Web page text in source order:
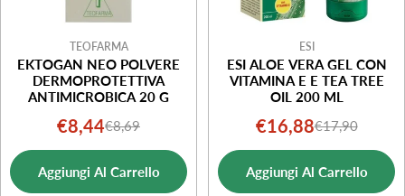
TEOFARMA
EKTOGAN NEO POLVERE
DERMOPROTETTIVA
ANTIMICROBICA 20 G
Prezzo
di
vendita
€8,44Prezzo
normale
€8,69
Aggiungi Al Carrello
ESI
ESI ALOE VERA GEL CON
VITAMINA E E TEA TREE
OIL 200 ML
Prezzo
di
vendita
€16,88Prezzo
normale
€17,90
Aggiungi Al Carrello